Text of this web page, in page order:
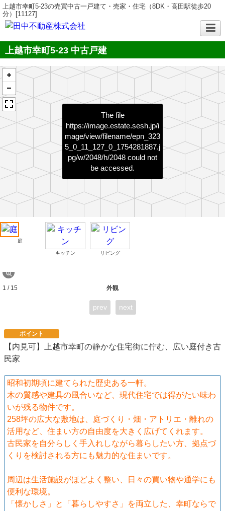
上越市幸町5-23の売買中古一戸建て・売家・住宅（8DK・高田駅徒歩20
分）[11127]
上越市幸町5-23 中古戸建
The file
https://image.estate.sesh.jp/i
mage/view/filename/epn_323
5_0_11_127_0_1754281887.j
pg/w/2048/h/2048 could not
be accessed.
庭
キッチン リビング
外観
1 / 15
prev next
ポイント
【内見可】上越市幸町の静かな住宅街に佇む、広い庭付き古
民家
昭和初期頃に建てられた歴史ある一軒。
木の質感や建具の風合いなど、現代住宅では得がたい味わ
いが残る物件です。
258坪の広大な敷地は、庭づくり・畑・アトリエ・離れの
活用など、住まい方の自由度を大きく広げてくれます。
古民家を自分らしく手入れしながら暮らしたい方、拠点づ
くりを検討される方にも魅力的な住まいです。
周辺は生活施設がほどよく整い、日々の買い物や通学にも
便利な環境。
「懐かしさ」と「暮らしやすさ」を両立した、幸町ならで